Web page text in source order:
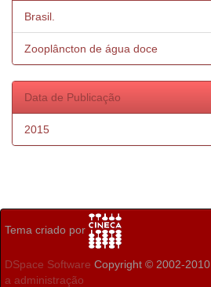
Brasil.
Zooplâncton de água doce
Data de Publicação
2015
Tema criado por
DSpace Software Copyright © 2002-2010
a administração